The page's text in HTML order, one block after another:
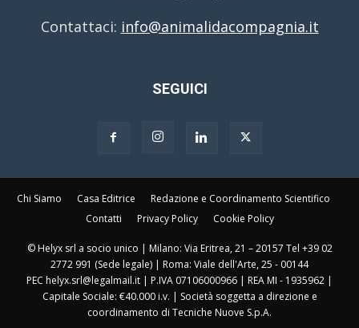
Contattaci: info@animalidacompagnia.it
SEGUICI
Chi Siamo Casa Editrice
Redazione e Coordinamento Scientifico
Contatti
Privacy Policy Cookie Policy
© Helyx srl a socio unico | Milano: Via Eritrea, 21 – 20157 Tel +39 02
2772 991 (Sede legale) | Roma: Viale dell'Arte, 25 - 00144
PEC helyx.srl@legalmail.it | P.IVA 07106000966 | REA MI - 1935962 |
Capitale Sociale: €40.000 i.v. | Società soggetta a direzione e
coordinamento di Tecniche Nuove S.p.A.